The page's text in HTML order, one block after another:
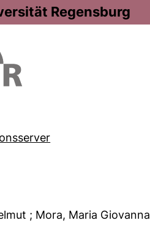
Regensburg
; Mora, Maria Giovanna